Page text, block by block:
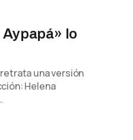
Aypapá» lo
una versión
Helena